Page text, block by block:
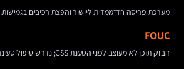
מערכת פריסה חד־ממדית ליישור והפצת רכיבים בגמישות.
FOUC
הבזק תוכן לא מעוצב לפני הטענת CSS; נדרש טיפול טעינה.